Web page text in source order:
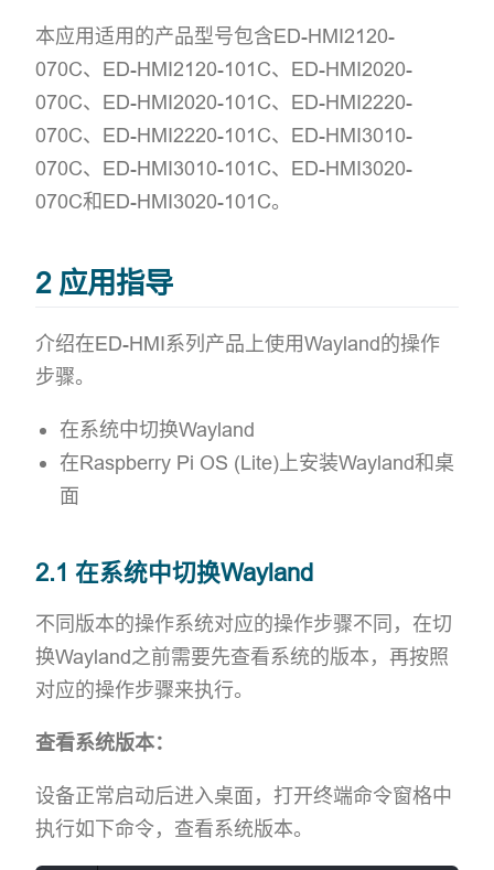
本应用适用的产品型号包含ED-HMI2120-
070C、ED-HMI2120-101C、ED-HMI2020-
070C、ED-HMI2020-101C、ED-HMI2220-
070C、ED-HMI2220-101C、ED-HMI3010-
070C、ED-HMI3010-101C、ED-HMI3020-
070C和ED-HMI3020-101C。
2 应用指导
介绍在ED-HMI系列产品上使用Wayland的操作
步骤。
在系统中切换Wayland
在Raspberry Pi OS (Lite)上安装Wayland和桌
面
2.1 在系统中切换Wayland
不同版本的操作系统对应的操作步骤不同，在切
换Wayland之前需要先查看系统的版本，再按照
对应的操作步骤来执行。
查看系统版本：
设备正常启动后进入桌面，打开终端命令窗格中
执行如下命令，查看系统版本。